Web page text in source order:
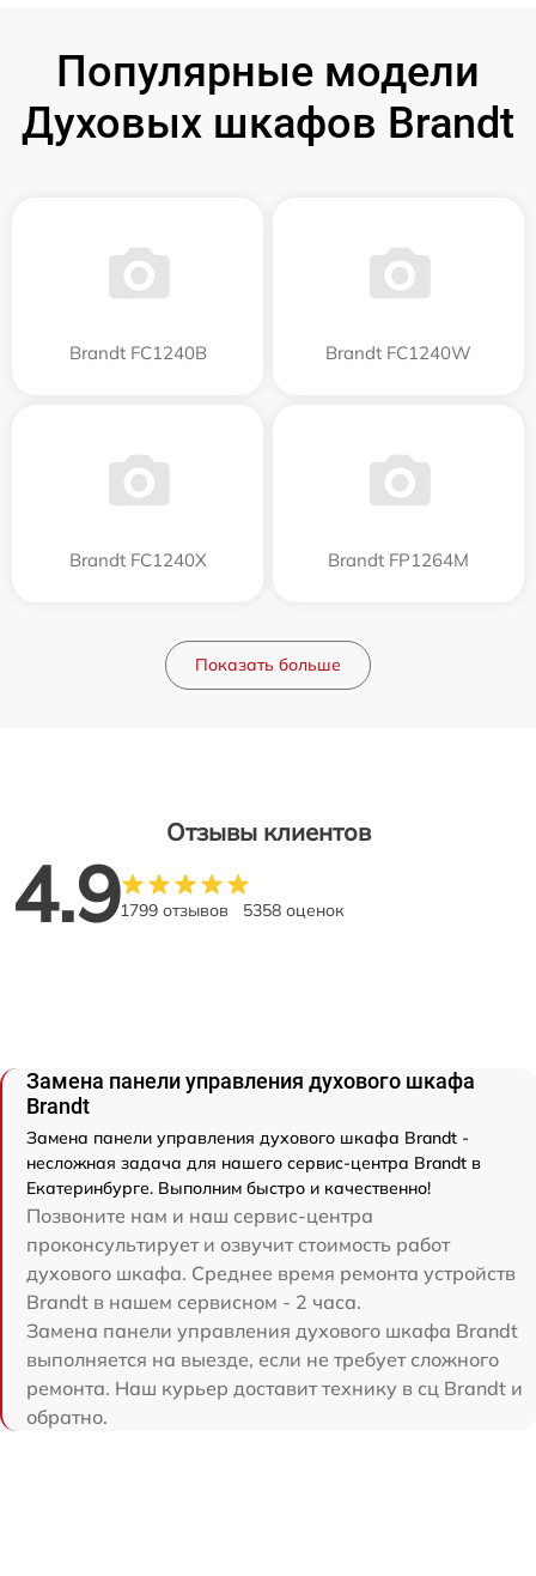
Популярные модели
Духовых шкафов Brandt
Brandt FC1240B Brandt FC1240W
Brandt FC1240X Brandt FP1264M
Показать больше
Отзывы клиентов
4.91799 отзывов 5358 оценок
Замена панели управления духового шкафа
Brandt
Замена панели управления духового шкафа Brandt -
несложная задача для нашего сервис-центра Brandt в
Екатеринбурге. Выполним быстро и качественно!
Позвоните нам и наш сервис-центра
проконсультирует и озвучит стоимость работ
духового шкафа. Среднее время ремонта устройств
Brandt в нашем сервисном - 2 часа.
Замена панели управления духового шкафа Brandt
выполняется на выезде, если не требует сложного
ремонта. Наш курьер доставит технику в сц Brandt и
обратно.